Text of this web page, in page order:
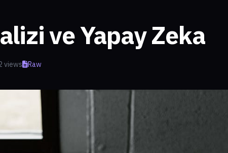
ve Yapay Zeka
views Raw